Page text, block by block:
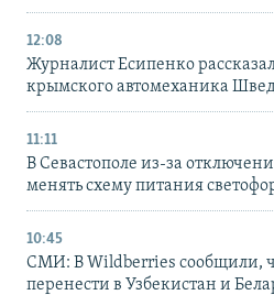
12:08
Журналист Есипенко
крымского автомеханика
11:11
В Севастополе из-за
менять схему питания
10:45
СМИ: В Wildberries сообщили,
перенести в Узбекистан и